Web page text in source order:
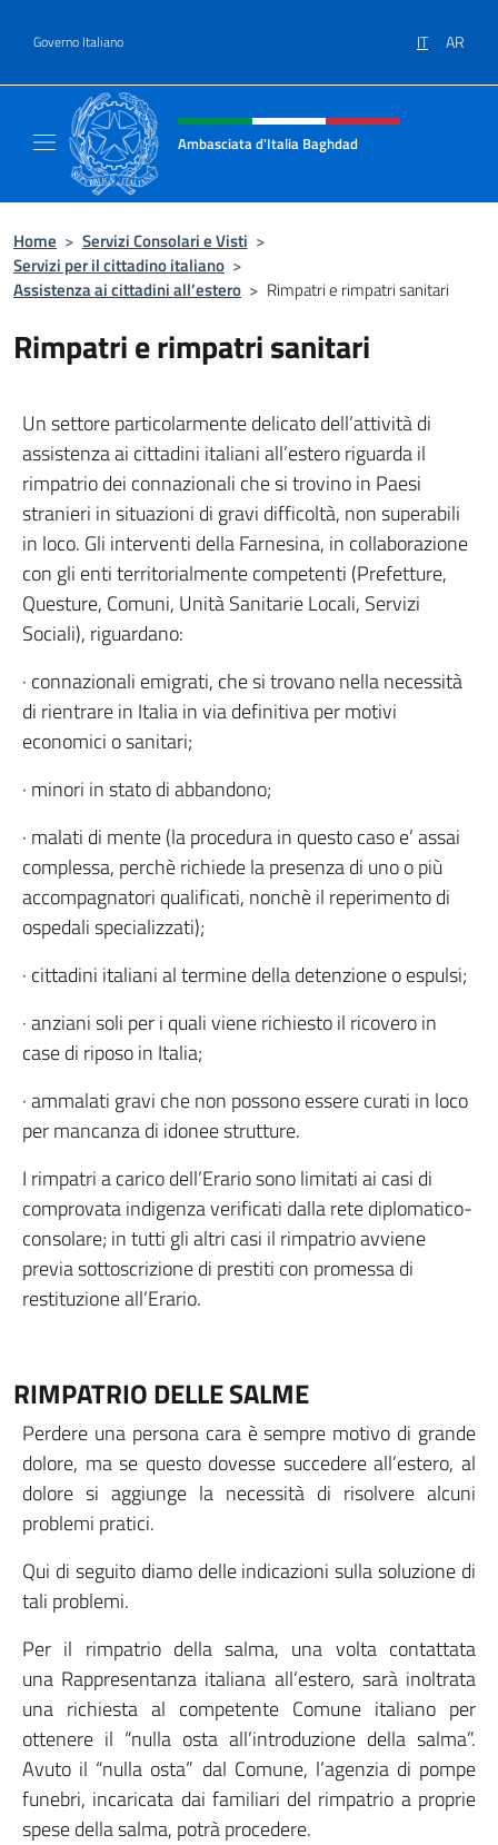
Governo Italiano IT AR
Intestazione sito, social e menù
Ambasciata d'Italia Baghdad
Home > Servizi Consolari e Visti >
Servizi per il cittadino italiano >
Assistenza ai cittadini all’estero > Rimpatri e rimpatri sanitari
Rimpatri e rimpatri sanitari
Un settore particolarmente delicato dell’attività di
assistenza ai cittadini italiani all’estero riguarda il
rimpatrio dei connazionali che si trovino in Paesi
stranieri in situazioni di gravi difficoltà, non superabili
in loco. Gli interventi della Farnesina, in collaborazione
con gli enti territorialmente competenti (Prefetture,
Questure, Comuni, Unità Sanitarie Locali, Servizi
Sociali), riguardano:
· connazionali emigrati, che si trovano nella necessità
di rientrare in Italia in via definitiva per motivi
economici o sanitari;
· minori in stato di abbandono;
· malati di mente (la procedura in questo caso e’ assai
complessa, perchè richiede la presenza di uno o più
accompagnatori qualificati, nonchè il reperimento di
ospedali specializzati);
· cittadini italiani al termine della detenzione o espulsi;
· anziani soli per i quali viene richiesto il ricovero in
case di riposo in Italia;
· ammalati gravi che non possono essere curati in loco
per mancanza di idonee strutture.
I rimpatri a carico dell’Erario sono limitati ai casi di
comprovata indigenza verificati dalla rete diplomatico-
consolare; in tutti gli altri casi il rimpatrio avviene
previa sottoscrizione di prestiti con promessa di
restituzione all’Erario.
RIMPATRIO DELLE SALME
Perdere una persona cara è sempre motivo di grande
dolore, ma se questo dovesse succedere all’estero, al
dolore si aggiunge la necessità di risolvere alcuni
problemi pratici.
Qui di seguito diamo delle indicazioni sulla soluzione di
tali problemi.
Per il rimpatrio della salma, una volta contattata
una Rappresentanza italiana all’estero, sarà inoltrata
una richiesta al competente Comune italiano per
ottenere il “nulla osta all’introduzione della salma”.
Avuto il “nulla osta” dal Comune, l’agenzia di pompe
funebri, incaricata dai familiari del rimpatrio a proprie
spese della salma, potrà procedere.